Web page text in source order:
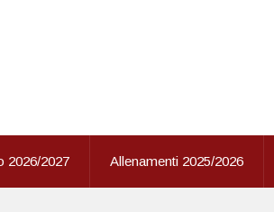
2026/2027 Allenamenti 2025/2026